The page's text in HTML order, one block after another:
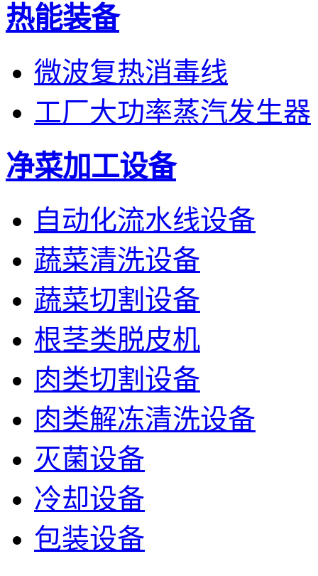
热能装备
微波复热消毒线
工厂大功率蒸汽发生器
净菜加工设备
自动化流水线设备
蔬菜清洗设备
蔬菜切割设备
根茎类脱皮机
肉类切割设备
肉类解冻清洗设备
灭菌设备
冷却设备
包装设备